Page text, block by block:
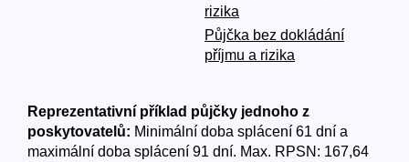
rizika
Půjčka bez dokládání
příjmu a rizika
Reprezentativní příklad půjčky jednoho z
poskytovatelů: Minimální doba splácení 61 dní a
maximální doba splácení 91 dní. Max. RPSN: 167,64